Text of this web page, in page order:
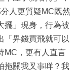
人更質疑MC既然
擺」現身，行為被
「畀錢買飛就可以
MC，更有人直言
拖關我叉事咩？我